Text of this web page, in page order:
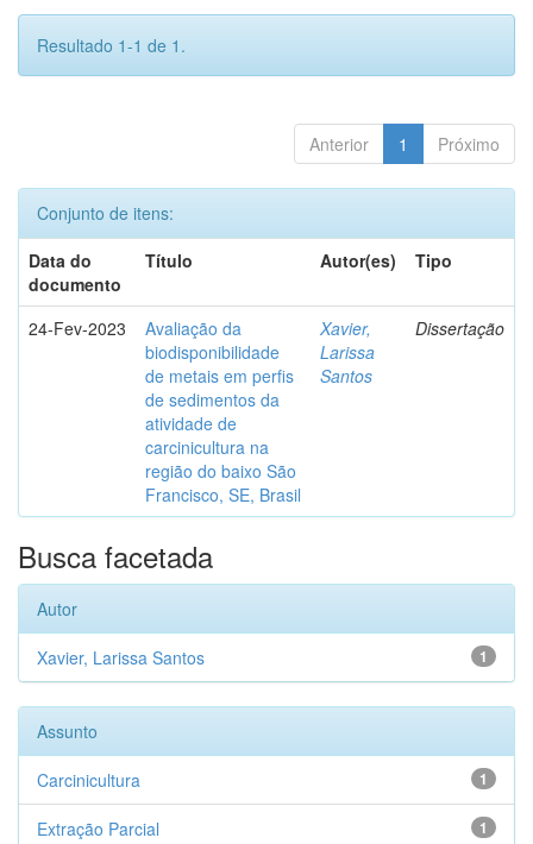
Resultado 1-1 de 1.
Anterior 1 Próximo
Conjunto de itens:
Data do
documento
Título Autor(es) Tipo
24-Fev-2023
Avaliação da
biodisponibilidade
de metais em perfis
de sedimentos da
atividade de
carcinicultura na
região do baixo São
Francisco, SE, Brasil
Xavier,
Larissa
Santos
Dissertação
Busca facetada
Autor
1
Xavier, Larissa Santos
Assunto
1
Carcinicultura
1
Extração Parcial